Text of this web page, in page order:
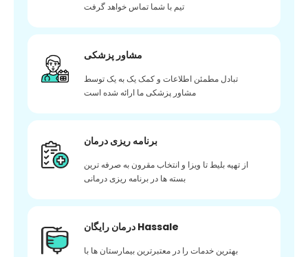
تیم با شما تماس خواهد گرفت
مشاور پزشکی
تبادل مطمئن اطلاعات و کمک یک به یک توسط
مشاور پزشکی ما ارائه شده است
برنامه ریزی درمان
از تهیه بلیط تا ویزا و انتخاب مقرون به صرفه ترین
بسته ها در برنامه ریزی درمانی
درمان رایگان Hassale
بهترین خدمات را در معتبرترین بیمارستان ها با